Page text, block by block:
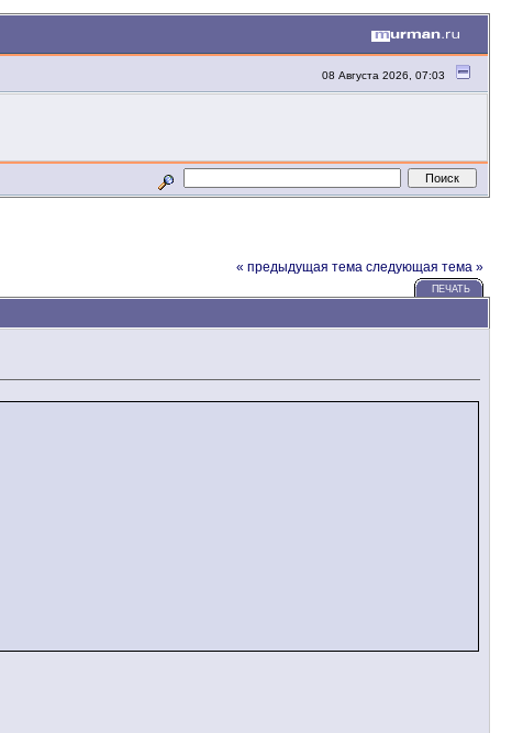
08 Августа 2026, 07:03
« предыдущая тема следующая тема »
ПЕЧАТЬ